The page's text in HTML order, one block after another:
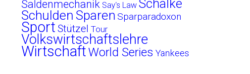
Saldenmechanik Say's Law Schalke
Schulden Sparen Sparparadoxon
Sport Stützel Tour
Volkswirtschaftslehre
WirtschaftWorld Series Yankees